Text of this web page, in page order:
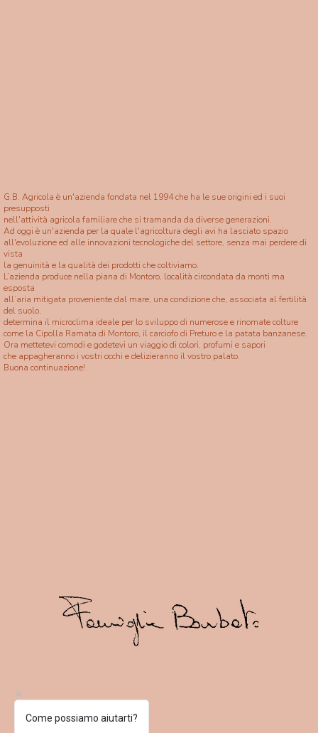
G.B. Agricola è un'azienda fondata nel 1994 che ha le sue origini ed i suoi
presupposti
nell'attività agricola familiare che si tramanda da diverse generazioni.
Ad oggi è un'azienda per la quale l'agricoltura degli avi ha lasciato spazio
all'evoluzione ed alle innovazioni tecnologiche del settore, senza mai perdere di
vista
la genuinità e la qualità dei prodotti che coltiviamo.
L’azienda produce nella piana di Montoro, località circondata da monti ma
esposta
all’aria mitigata proveniente dal mare, una condizione che, associata al fertilità
del suolo,
determina il microclima ideale per lo sviluppo di numerose e rinomate colture
come la Cipolla Ramata di Montoro, il carciofo di Preturo e la patata banzanese.
Ora mettetevi comodi e godetevi un viaggio di colori, profumi e sapori
che appagheranno i vostri occhi e delizieranno il vostro palato.
Buona continuazione!
Come possiamo aiutarti?